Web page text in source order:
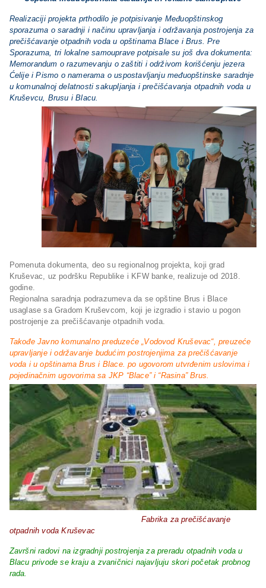
Realizaciji projekta prthodilo je potpisivanje Međuopštinskog
sporazuma o saradnji i načinu upravljanja i održavanja postrojenja za
prečišćavanje otpadnih voda u opštinama Blace i Brus. Pre
Sporazuma, tri lokalne samouprave potpisale su još dva dokumenta:
Memorandum o razumevanju o zaštiti i održivom korišćenju jezera
Ćelije i Pismo o namerama o uspostavljanju međuopštinske saradnje
u komunalnoj delatnosti sakupljanja i prečišćavanja otpadnih voda u
Kruševcu, Brusu i Blacu.
Pomenuta dokumenta, deo su regionalnog projekta, koji grad
Kruševac, uz podršku Republike i KFW banke, realizuje od 2018.
godine.
Regionalna saradnja podrazumeva da se opštine Brus i Blace
usaglase sa Gradom Kruševcom, koji je izgradio i stavio u pogon
postrojenje za prečišćavanje otpadnih voda.
Takođe Javno komunalno preduzeće „Vodovod Kruševac“, preuzeće
upravljanje i održavanje budućim postrojenjima za prečišćavanje
voda i u opštinama Brus i Blace. po ugovorom utvrđenim uslovima i
pojedinačnim ugovorima sa JKP “Blace” i “Rasina” Brus.
Fabrika za prečišćavanje
otpadnih voda Kruševac
Završni radovi na izgradnji postrojenja za preradu otpadnih voda u
Blacu privode se kraju a zvaničnici najavljuju skori početak probnog
rada.